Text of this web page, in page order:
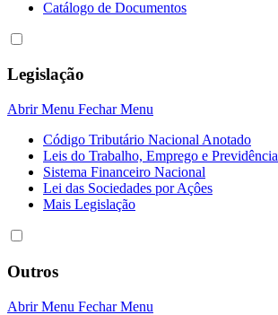
Catálogo de Documentos
Legislação
Abrir Menu Fechar Menu
Código Tributário Nacional Anotado
Leis do Trabalho, Emprego e Previdência
Sistema Financeiro Nacional
Lei das Sociedades por Açôes
Mais Legislação
Outros
Abrir Menu Fechar Menu